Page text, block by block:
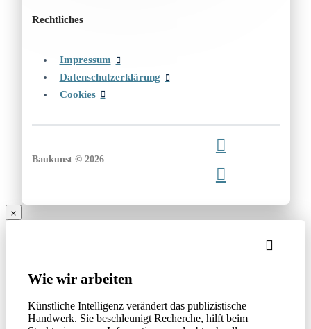
Rechtliches
Impressum
Datenschutzerklärung
Cookies
Baukunst © 2026
Wie wir arbeiten
Künstliche Intelligenz verändert das publizistische
Handwerk. Sie beschleunigt Recherche, hilft beim